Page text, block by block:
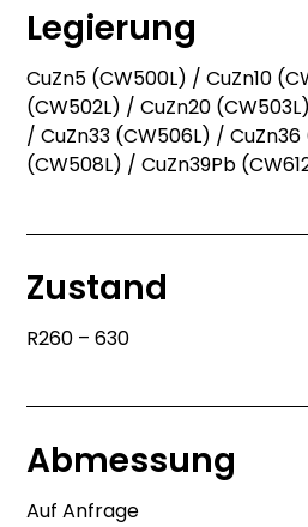
Legierung
CuZn5 (CW500L) / CuZn10
(CW502L) / CuZn20
/ CuZn33 (CW506L) /
(CW508L) / CuZn39Pb
Zustand
R260 – 630
Abmessung
Auf Anfrage